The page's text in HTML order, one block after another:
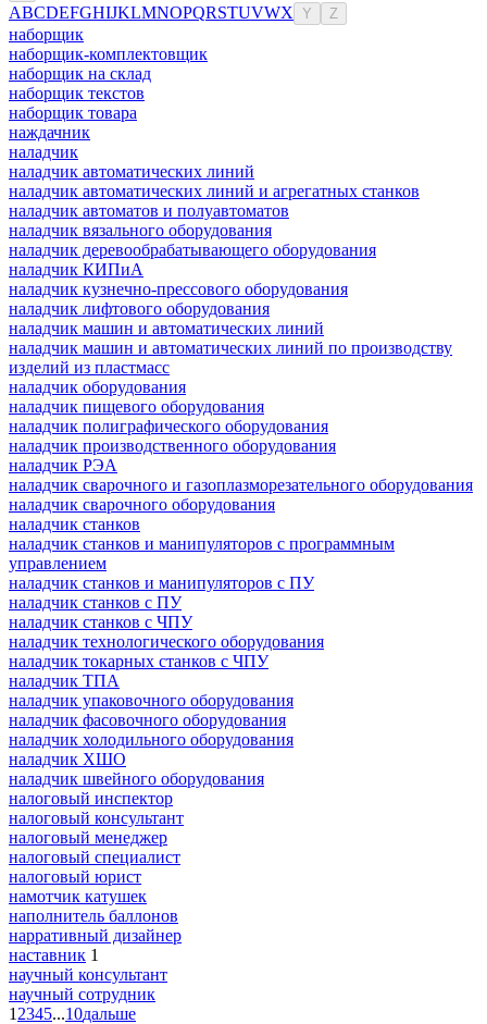
ABCDEFGHIJKLMNOPQRSTUVWX Y Z
наборщик
наборщик-комплектовщик
наборщик на склад
наборщик текстов
наборщик товара
наждачник
наладчик
наладчик автоматических линий
наладчик автоматических линий и агрегатных станков
наладчик автоматов и полуавтоматов
наладчик вязального оборудования
наладчик деревообрабатывающего оборудования
наладчик КИПиА
наладчик кузнечно-прессового оборудования
наладчик лифтового оборудования
наладчик машин и автоматических линий
наладчик машин и автоматических линий по производству
изделий из пластмасс
наладчик оборудования
наладчик пищевого оборудования
наладчик полиграфического оборудования
наладчик производственного оборудования
наладчик РЭА
наладчик сварочного и газоплазморезательного оборудования
наладчик сварочного оборудования
наладчик станков
наладчик станков и манипуляторов с программным
управлением
наладчик станков и манипуляторов с ПУ
наладчик станков с ПУ
наладчик станков с ЧПУ
наладчик технологического оборудования
наладчик токарных станков с ЧПУ
наладчик ТПА
наладчик упаковочного оборудования
наладчик фасовочного оборудования
наладчик холодильного оборудования
наладчик ХШО
наладчик швейного оборудования
налоговый инспектор
налоговый консультант
налоговый менеджер
налоговый специалист
налоговый юрист
намотчик катушек
наполнитель баллонов
нарративный дизайнер
наставник 1
научный консультант
научный сотрудник
1 2345...10дальше